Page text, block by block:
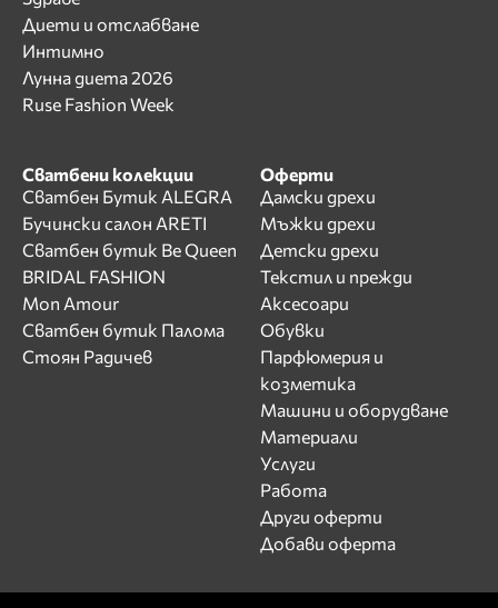
Диети и отслабване
Интимно
Лунна диета 2026
Ruse Fashion Week
Сватбени колекции
Сватбен Бутик ALEGRA
Бучински салон ARETI
Сватбен бутик Be Queen
BRIDAL FASHION
Mon Amour
Сватбен бутик Палома
Стоян Радичев
Оферти
Дамски дрехи
Мъжки дрехи
Детски дрехи
Текстил и прежди
Аксесоари
Обувки
Парфюмерия и
козметика
Машини и оборудване
Материали
Услуги
Работа
Други оферти
Добави оферта